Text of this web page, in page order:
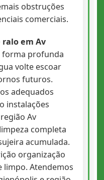
obstruções
comerciais.
em Av
profunda
volte escoar
futuros.
adequados
instalações
Av
completa
acumulada.
organização
limpo. Atendemos